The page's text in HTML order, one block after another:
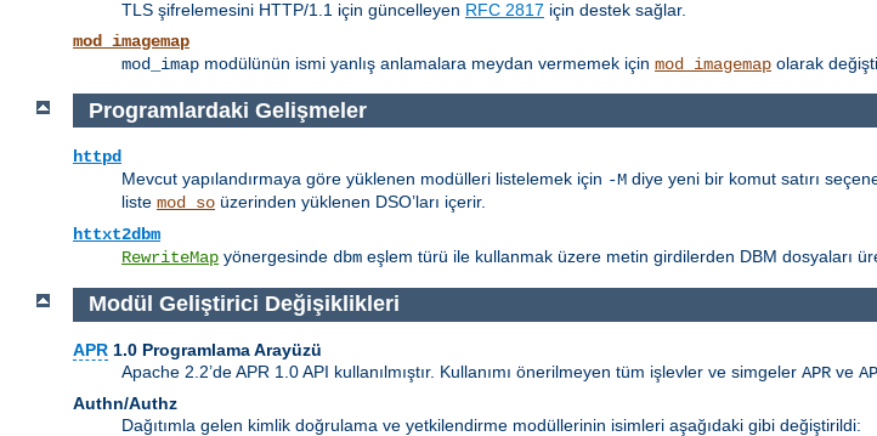
TLS şifrelemesini HTTP/1.1 için güncelleyen RFC 2817 için destek sağlar.
mod_imagemap
mod_imap modülünün ismi yanlış anlamalara meydan vermemek için mod_imagemap olarak
Programlardaki Gelişmeler
httpd
Mevcut yapılandırmaya göre yüklenen modülleri listelemek için -M diye yeni bir komut satırı
liste mod_so üzerinden yüklenen DSO’ları içerir.
httxt2dbm
RewriteMap yönergesinde dbm eşlem türü ile kullanmak üzere metin girdilerden DBM dosyaları
Modül Geliştirici Değişiklikleri
APR 1.0 Programlama Arayüzü
Apache 2.2’de APR 1.0 API kullanılmıştır. Kullanımı önerilmeyen tüm işlevler ve simgeler APR ve
Authn/Authz
Dağıtımla gelen kimlik doğrulama ve yetkilendirme modüllerinin isimleri aşağıdaki gibi değiştirildi: